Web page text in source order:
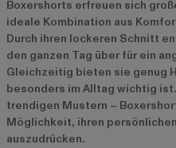
Boxershorts erfreuen sich
ideale Kombination aus
Durch ihren lockeren Schnitt
den ganzen Tag über für ein
Gleichzeitig bieten sie genug
besonders im Alltag wichtig
trendigen Mustern –
Möglichkeit, ihren
auszudrücken.